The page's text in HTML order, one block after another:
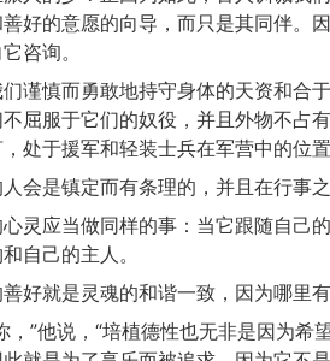
好的意愿的向导，而只是其同伴。
咨询。
谨慎而勇敢地持守身体的天资和合
屈服于它们的奴役，并且外物不占
处于援军和轻装士兵在军营中的位
会是镇定而有条理的，并且在行事
灵应当做同样的事：当它跟随自己
自己的主人。
好就是灵魂的和谐一致，因为哪里
，”他说，“培植德性也无非是因为